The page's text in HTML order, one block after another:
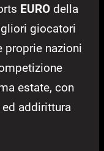
EURO della
giocatori
proprie nazioni
estate, con
addirittura